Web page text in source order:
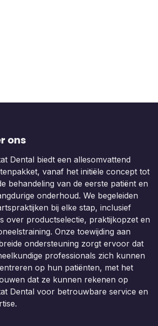
ons
Dental biedt een allesomvattend
vanaf het initiële concept tot
behandeling van de eerste patiënt en
onderhoud. We begeleiden
bij elke stap, inclusief
over productselectie, praktijkopzet en
Onze toewijding aan
ondersteuning zorgt ervoor dat
professionals zich kunnen
op hun patiënten, met het
dat ze kunnen rekenen op
Dental voor betrouwbare service en